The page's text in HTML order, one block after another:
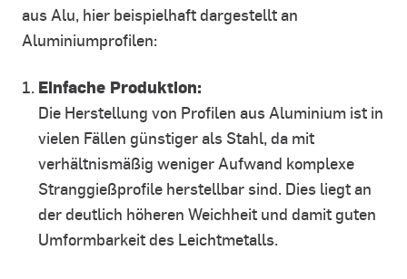
aus Alu, hier beispielhaft dargestellt an
Aluminiumprofilen:
Einfache Produktion:
Die Herstellung von Profilen aus Aluminium ist in
vielen Fällen günstiger als Stahl, da mit
verhältnismäßig weniger Aufwand komplexe
Stranggießprofile herstellbar sind. Dies liegt an
der deutlich höheren Weichheit und damit guten
Umformbarkeit des Leichtmetalls.